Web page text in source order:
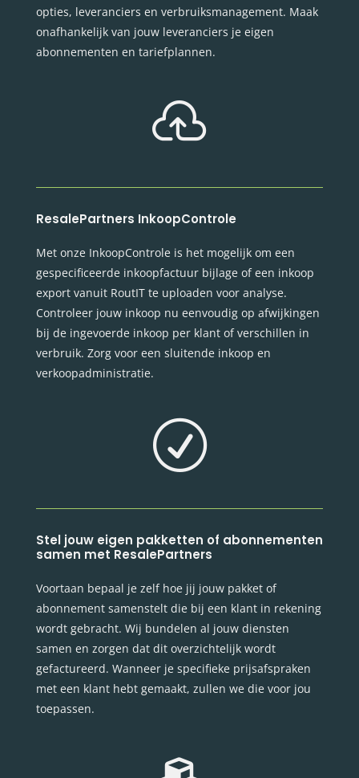
opties, leveranciers en verbruiksmanagement. Maak
onafhankelijk van jouw leveranciers je eigen
abonnementen en tariefplannen.

ResalePartners InkoopControle
Met onze InkoopControle is het mogelijk om een
gespecificeerde inkoopfactuur bijlage of een inkoop
export vanuit RoutIT te uploaden voor analyse.
Controleer jouw inkoop nu eenvoudig op afwijkingen
bij de ingevoerde inkoop per klant of verschillen in
verbruik. Zorg voor een sluitende inkoop en
verkoopadministratie.
R
Stel jouw eigen pakketten of abonnementen
samen met ResalePartners
Voortaan bepaal je zelf hoe jij jouw pakket of
abonnement samenstelt die bij een klant in rekening
wordt gebracht. Wij bundelen al jouw diensten
samen en zorgen dat dit overzichtelijk wordt
gefactureerd. Wanneer je specifieke prijsafspraken
met een klant hebt gemaakt, zullen we die voor jou
toepassen.